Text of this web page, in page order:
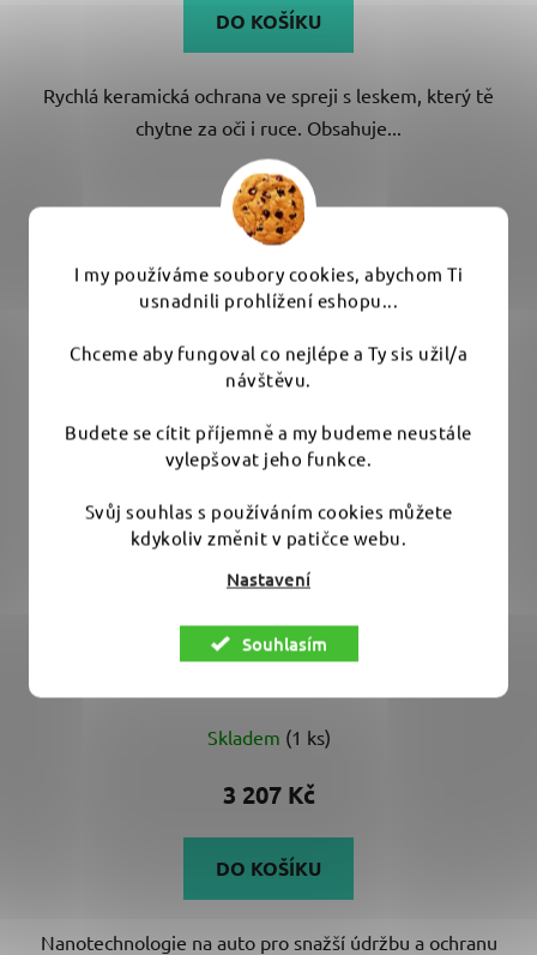
I my používáme soubory cookies, abychom Ti
usnadnili prohlížení eshopu...
Chceme aby fungoval co nejlépe a Ty sis užil/a
návštěvu.
Budete se cítit příjemně a my budeme neustále
vylepšovat jeho funkce.
Svůj souhlas s používáním cookies můžete
kdykoliv změnit v patičce webu.
Nastavení
Souhlasím
DO KOŠÍKU
Rychlá keramická ochrana ve spreji s leskem, který tě
chytne za oči i ruce. Obsahuje...
nanokonzervace laku
Skladem (1 ks)
3 207 Kč
DO KOŠÍKU
Nanotechnologie na auto pro snažší údržbu a ochranu